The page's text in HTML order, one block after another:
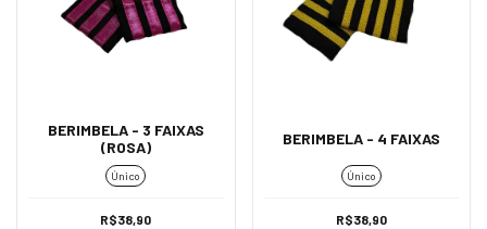
BERIMBELA - 3 FAIXAS
(ROSA)
Único
R$38,90
BERIMBELA - 4 FAIXAS
Único
R$38,90